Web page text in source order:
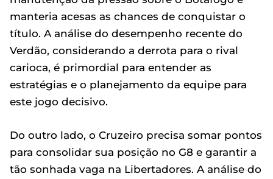
manteria acesas as chances de conquistar o
título. A análise do desempenho recente do
Verdão, considerando a derrota para o rival
carioca, é primordial para entender as
estratégias e o planejamento da equipe para
este jogo decisivo.
Do outro lado, o Cruzeiro precisa somar pontos
para consolidar sua posição no G8 e garantir a
tão sonhada vaga na Libertadores. A análise do